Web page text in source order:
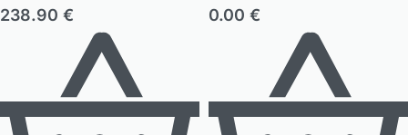
238.90 € 0.00 €